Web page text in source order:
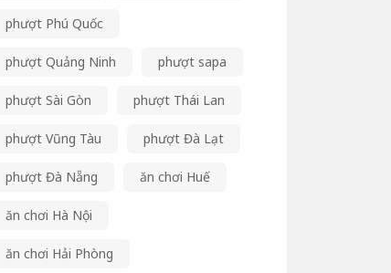
phượt Phú Quốc
phượt Quảng Ninh phượt sapa
phượt Sài Gòn phượt Thái Lan
phượt Vũng Tàu phượt Đà Lạt
phượt Đà Nẵng ăn chơi Huế
ăn chơi Hà Nội
ăn chơi Hải Phòng